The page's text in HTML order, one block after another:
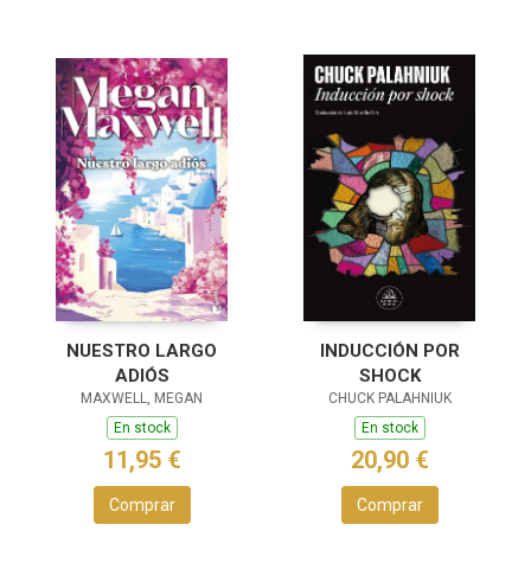
NUESTRO LARGO
ADIÓS
MAXWELL, MEGAN
En stock
11,95 €
Comprar
INDUCCIÓN POR
SHOCK
CHUCK PALAHNIUK
En stock
20,90 €
Comprar